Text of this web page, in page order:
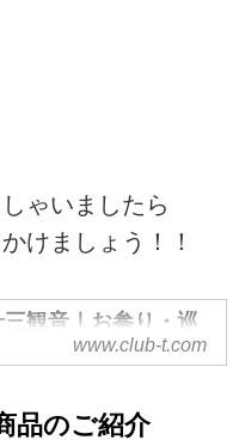
ゃいましたら
けましょう！！
観音｜お参り・巡
こころの旅）｜クラ
ム
ヶ所お遍路（おへん
www.club-t.com
品のご紹介